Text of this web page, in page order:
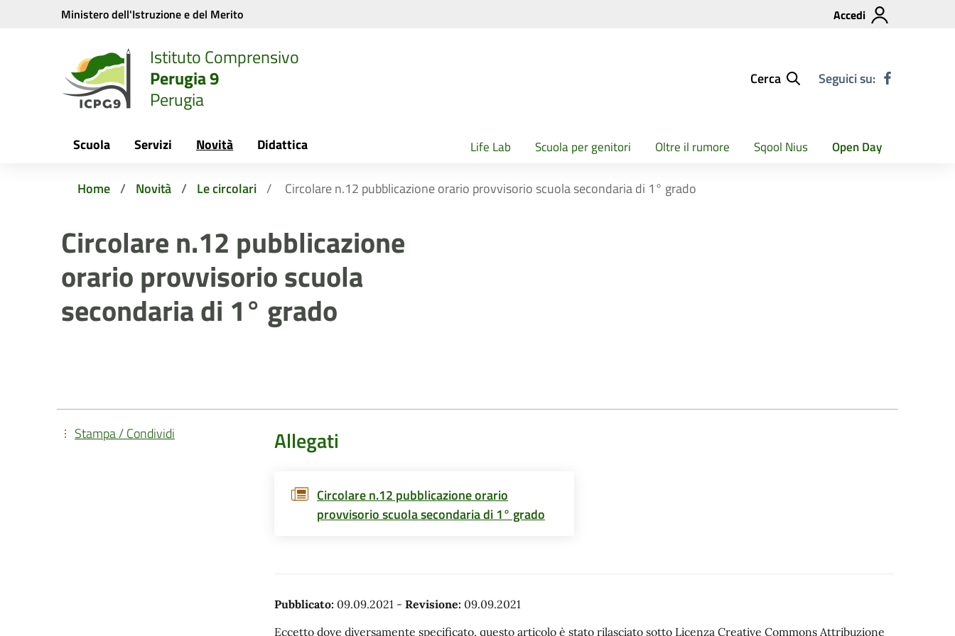
Vai ai contenuti
Vai al menu di navigazione
Ministero dell'Istruzione e del Merito Accedi
Istituto Comprensivo
Perugia 9
Perugia
Cerca Seguici su:
Scuola Servizi Novità Didattica Life Lab Scuola per genitori Oltre il rumore Sqool Nius Open Day
Home Novità Le circolari Circolare n.12 pubblicazione orario provvisorio scuola secondaria di 1° grado
Circolare n.12 pubblicazione
orario provvisorio scuola
secondaria di 1° grado
Allegati
Circolare n.12 pubblicazione orario
provvisorio scuola secondaria di 1° grado
Pubblicato: 09.09.2021 - Revisione: 09.09.2021
Eccetto dove diversamente specificato, questo articolo è stato rilasciato sotto Licenza Creative Commons Attribuzione
Stampa / Condividi